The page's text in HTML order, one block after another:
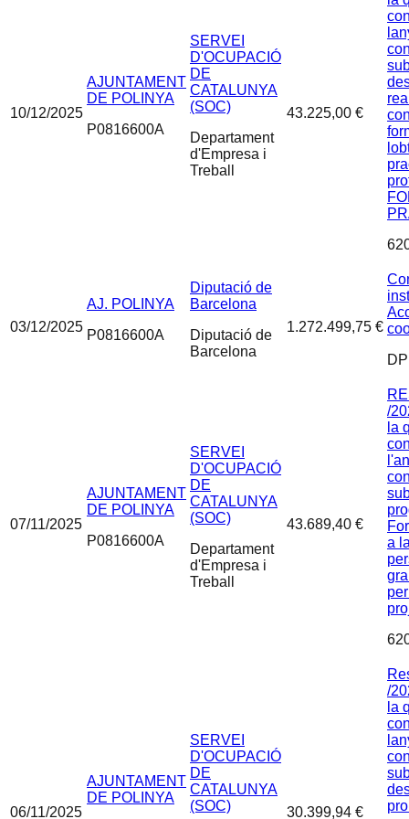
10/12/2025
AJUNTAMENT
DE POLINYA
P0816600A
SERVEI
D'OCUPACIÓ
DE
CATALUNYA
(SOC)
Departament
d'Empresa i
Treball
43.225,00 €
03/12/2025
AJ. POLINYA
P0816600A
Diputació de
Barcelona
Diputació de
Barcelona
1.272.499,75 €
07/11/2025
AJUNTAMENT
DE POLINYA
P0816600A
SERVEI
D'OCUPACIÓ
DE
CATALUNYA
(SOC)
Departament
d'Empresa i
Treball
43.689,40 €
/
la
a
06/11/2025
AJUNTAMENT
DE POLINYA
SERVEI
D'OCUPACIÓ
DE
CATALUNYA
(SOC)
30.399,94 €
/
la